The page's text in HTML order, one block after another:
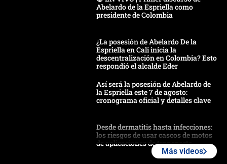
Abelardo de la Espriella como
presidente de Colombia
¿La posesión de Abelardo De la
Espriella en Cali inicia la
descentralización en Colombia? Esto
respondió el alcalde Eder
Así será la posesión de Abelardo de
la Espriella este 7 de agosto:
cronograma oficial y detalles clave
Desde dermatitis hasta infecciones:
los riesgos de usar cascos de motos
de aplicaciones de transporte
Más videos